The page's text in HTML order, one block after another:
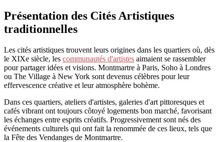
Présentation des Cités Artistiques
traditionnelles
Les cités artistiques trouvent leurs origines dans les quartiers où, dès
le XIXe siècle, les communautés d'artistes aimaient se rassembler
pour partager idées et visions. Montmartre à Paris, Soho à Londres
ou The Village à New York sont devenus célèbres pour leur
effervescence créative et leur atmosphère bohème.
Dans ces quartiers, ateliers d'artistes, galeries d'art pittoresques et
cafés vibrant ont toujours côtoyé logements bon marché, favorisant
les échanges entre esprits créatifs. Progressivement sont nés des
événements culturels qui ont fait la renommée de ces lieux, tels que
la Fête des Vendanges de Montmartre.